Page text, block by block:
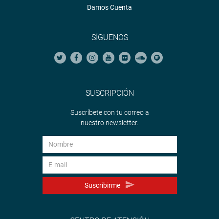
Damos Cuenta
SÍGUENOS
SUSCRIPCIÓN
Suscríbete con tu correo a
nuestro newsletter.
Suscribirme